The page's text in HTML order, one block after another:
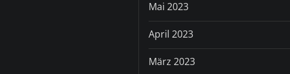
Mai 2023
April 2023
März 2023